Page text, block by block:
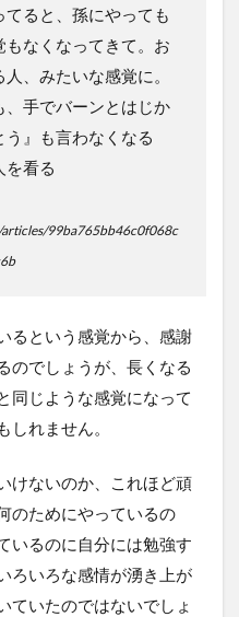
ると、孫にやっても
もなくなってきて。お
、みたいな感覚に。
、手でバーンとはじか
』も言わなくなる
を看る
99ba765bb46c0f068c
るという感覚から、感謝
のでしょうが、長くなる
同じような感覚になって
しれません。
けないのか、これほど頑
のためにやっているの
いるのに自分には勉強す
ろいろな感情が湧き上が
ていたのではないでしょ